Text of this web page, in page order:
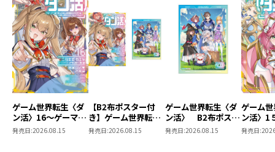
ゲーム世界転生〈ダ
ン活〉16～ゲーマー
は【ダンジョン就活
発売日:2026.08.15
【B2布ポスター付
き】ゲーム世界転生
〈ダン活〉16～ゲー
発売日:2026.08.15
ゲーム世界転生〈ダ
ン活〉 B2布ポスタ
ー
発売日:2026.08.15
ゲーム
ン活〉1
ーは【
発売日: